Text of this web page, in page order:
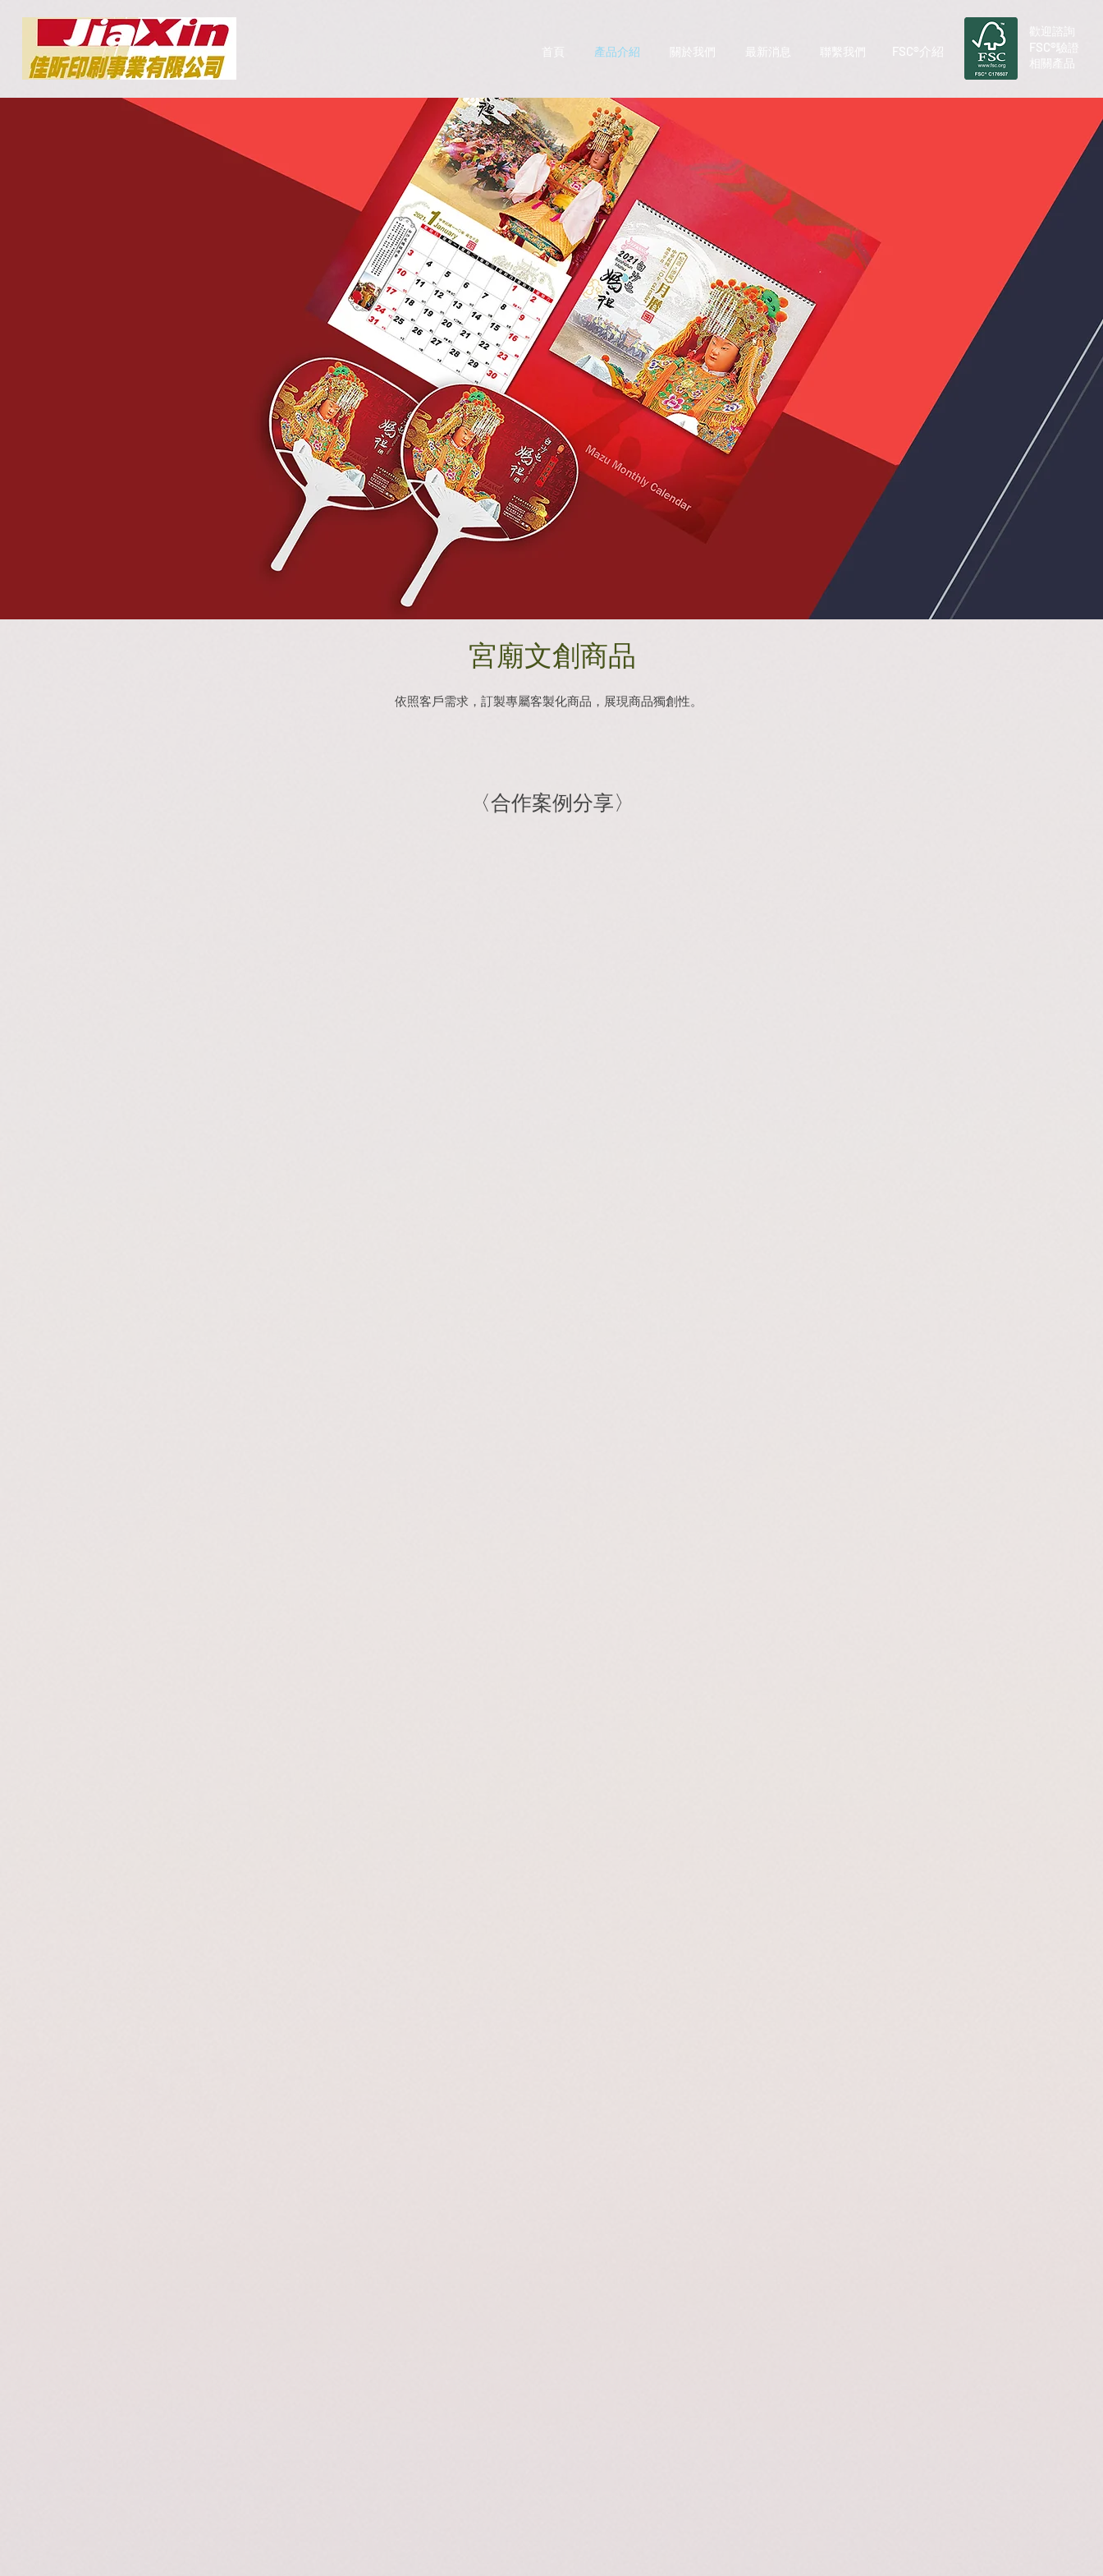
首頁 產品介紹 關於我們 最新消息 聯繫我們 FSC®介紹
​歡迎諮詢
FSC®驗證
相關產品
宮廟文創商品
依照客戶需求，訂製專屬客製化商品，展現商品獨創性。
〈合作案例分享〉